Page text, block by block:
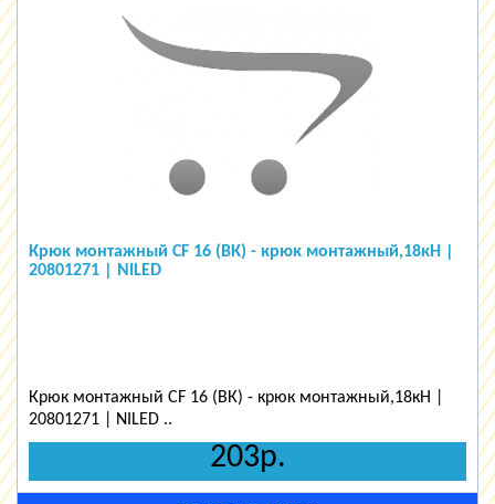
Крюк монтажный СF 16 (ВК) - крюк монтажный,18кН |
20801271 | NILED
Крюк монтажный СF 16 (ВК) - крюк монтажный,18кН |
20801271 | NILED ..
203р.